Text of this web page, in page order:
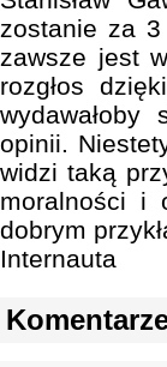
zostanie za
zawsze jest
rozgłos
wydawałoby
opinii.
widzi taką
moralności i
dobrym
Internauta